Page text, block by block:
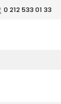
0 212 533 01 33